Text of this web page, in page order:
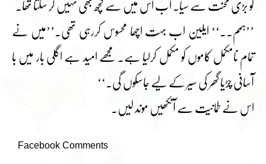
کو بڑی محنت سے سیا۔ اب اس میں سے کچھ بھی نہیں گر سکتا تھا۔
’’ہمم۔۔‘‘ ایلین اب بہت اچھا محسوس کررہی تھی۔’’میں نے
تمام نامکمل کاموں کو مکمل کرلیا ہے۔ مجھے امید ہے اگلی بار میں با
آسانی چڑیا گھر کی سیر کے لیے جاسکوں گی۔‘‘
اس نے طمانیت سے آنکھیں موند لیں۔
Facebook Comments